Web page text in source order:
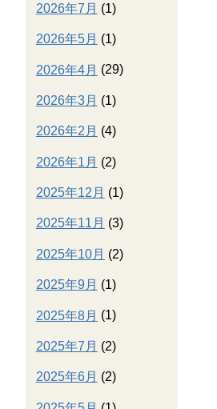
2026年7月 (1)
2026年5月 (1)
2026年4月 (29)
2026年3月 (1)
2026年2月 (4)
2026年1月 (2)
2025年12月 (1)
2025年11月 (3)
2025年10月 (2)
2025年9月 (1)
2025年8月 (1)
2025年7月 (2)
2025年6月 (2)